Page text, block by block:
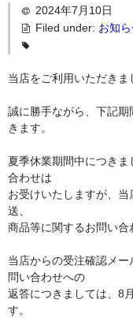
発電機
配送について
お気に入り
Q&A
お問い合わせ
2024年7月10日
Filed under: お知
当店をご利用いただきま
誠に勝手ながら、下記
きます。
夏季休業期間中につき
合わせは
お受けいたしますが、
送、
商品等に関するお問い合
当店からの受注確認メ
問い合わせへの
返答につきましては、8
す。